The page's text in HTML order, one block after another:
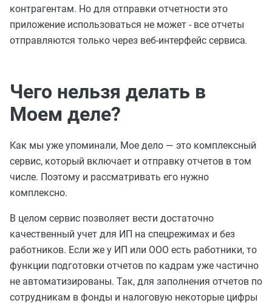
контрагентам. Но для отправки отчетности это
приложение использоваться не может - все отчеты
отправляются только через веб-интерфейс сервиса.
Чего нельзя делать в
Моем деле?
Как мы уже упоминали, Мое дело — это комплексный
сервис, который включает и отправку отчетов в том
числе. Поэтому и рассматривать его нужно
комплексно.
В целом сервис позволяет вести достаточно
качественный учет для ИП на спецрежимах и без
работников. Если же у ИП или ООО есть работники, то
функции подготовки отчетов по кадрам уже частично
не автоматизированы. Так, для заполнения отчетов по
сотрудникам в фонды и налоговую некоторые цифры